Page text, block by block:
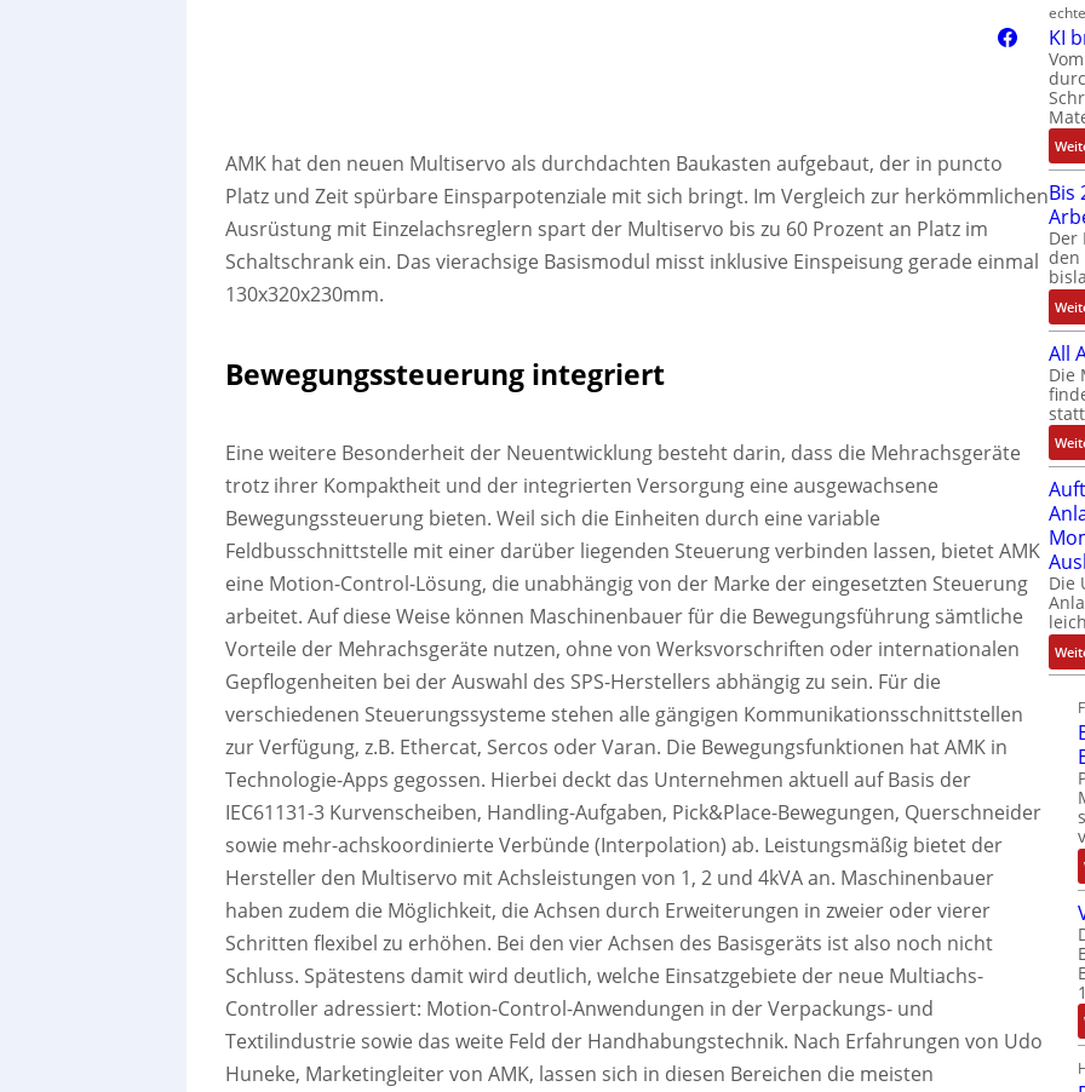
AMK hat den neuen Multiservo als durchdachten Baukasten aufgebaut, der in puncto
Platz und Zeit spürbare Einsparpotenziale mit sich bringt. Im Vergleich zur herkömmlichen
Ausrüstung mit Einzelachsreglern spart der Multiservo bis zu 60 Prozent an Platz im
Schaltschrank ein. Das vierachsige Basismodul misst inklusive Einspeisung gerade einmal
130x320x230mm.
Bewegungssteuerung integriert
Eine weitere Besonderheit der Neuentwicklung besteht darin, dass die Mehrachsgeräte
trotz ihrer Kompaktheit und der integrierten Versorgung eine ausgewachsene
Bewegungssteuerung bieten. Weil sich die Einheiten durch eine variable
Feldbusschnittstelle mit einer darüber liegenden Steuerung verbinden lassen, bietet AMK
eine Motion-Control-Lösung, die unabhängig von der Marke der eingesetzten Steuerung
arbeitet. Auf diese Weise können Maschinenbauer für die Bewegungsführung sämtliche
Vorteile der Mehrachsgeräte nutzen, ohne von Werksvorschriften oder internationalen
Gepflogenheiten bei der Auswahl des SPS-Herstellers abhängig zu sein. Für die
verschiedenen Steuerungssysteme stehen alle gängigen Kommunikationsschnittstellen
zur Verfügung, z.B. Ethercat, Sercos oder Varan. Die Bewegungsfunktionen hat AMK in
Technologie-Apps gegossen. Hierbei deckt das Unternehmen aktuell auf Basis der
IEC61131-3 Kurvenscheiben, Handling-Aufgaben, Pick&Place-Bewegungen, Querschneider
sowie mehr-achskoordinierte Verbünde (Interpolation) ab. Leistungsmäßig bietet der
Hersteller den Multiservo mit Achsleistungen von 1, 2 und 4kVA an. Maschinenbauer
haben zudem die Möglichkeit, die Achsen durch Erweiterungen in zweier oder vierer
Schritten flexibel zu erhöhen. Bei den vier Achsen des Basisgeräts ist also noch nicht
Schluss. Spätestens damit wird deutlich, welche Einsatzgebiete der neue Multiachs-
Controller adressiert: Motion-Control-Anwendungen in der Verpackungs- und
Textilindustrie sowie das weite Feld der Handhabungstechnik. Nach Erfahrungen von Udo
Huneke, Marketingleiter von AMK, lassen sich in diesen Bereichen die meisten
KI
Bis
Der
den
All
Die
Die